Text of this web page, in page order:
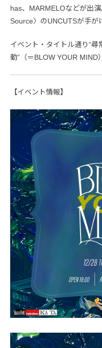
has、MARMELOなどが出
Source〉のUNCUTSが手が
イベント・タイトル通り“
動”（＝BLOW YOUR MIND
【イベント情報】